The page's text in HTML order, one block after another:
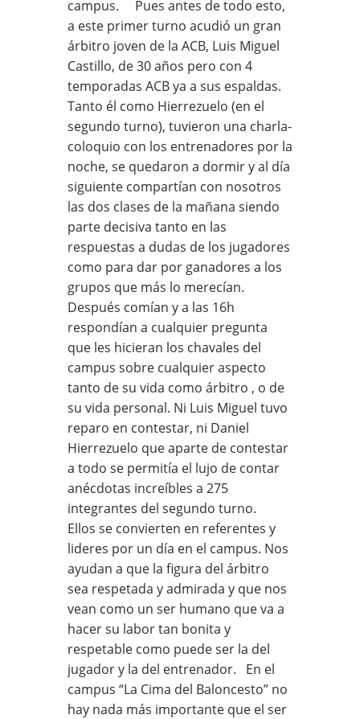
campus. Pues antes de todo esto,
a este primer turno acudió un gran
árbitro joven de la ACB, Luis Miguel
Castillo, de 30 años pero con 4
temporadas ACB ya a sus espaldas.
Tanto él como Hierrezuelo (en el
segundo turno), tuvieron una charla-
coloquio con los entrenadores por la
noche, se quedaron a dormir y al día
siguiente compartían con nosotros
las dos clases de la mañana siendo
parte decisiva tanto en las
respuestas a dudas de los jugadores
como para dar por ganadores a los
grupos que más lo merecían.
Después comían y a las 16h
respondían a cualquier pregunta
que les hicieran los chavales del
campus sobre cualquier aspecto
tanto de su vida como árbitro , o de
su vida personal. Ni Luis Miguel tuvo
reparo en contestar, ni Daniel
Hierrezuelo que aparte de contestar
a todo se permitía el lujo de contar
anécdotas increíbles a 275
integrantes del segundo turno.
Ellos se convierten en referentes y
lideres por un día en el campus. Nos
ayudan a que la figura del árbitro
sea respetada y admirada y que nos
vean como un ser humano que va a
hacer su labor tan bonita y
respetable como puede ser la del
jugador y la del entrenador. En el
campus “La Cima del Baloncesto” no
hay nada más importante que el ser